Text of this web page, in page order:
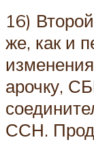
16)
же, как и
арочку,
ССН.